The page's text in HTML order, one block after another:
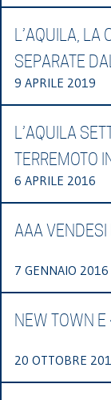
L’AQUILA, LA
SEPARATE
9 APRILE 2019
L’AQUILA
TERREMOTO
6 APRILE 2016
AAA VENDESI
7 GENNAIO 2016
NEW TOWN E
20 OTTOBRE